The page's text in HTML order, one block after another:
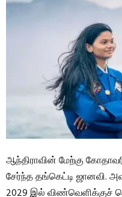
ஆந்திராவின் மேற்கு
சேர்ந்த தங்கெட்டி ஜானவி.
2029 இல் விண்வெளிக்குச்